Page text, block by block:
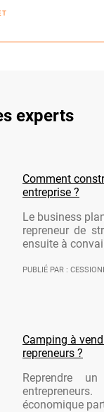
experts
Comment
entreprise ?
Le business
repreneur de
ensuite à
PUBLIÉ PAR :
Camping à
repreneurs ?
Reprendre
économique